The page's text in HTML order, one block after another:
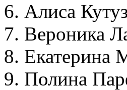
6. Алиса
7. Вероника
8. Екатерина
9. Полина